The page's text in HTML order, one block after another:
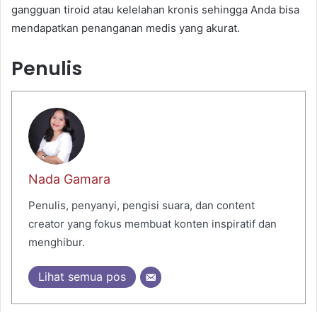
gangguan tiroid atau kelelahan kronis sehingga Anda bisa
mendapatkan penanganan medis yang akurat.
Penulis
Nada Gamara
Penulis, penyanyi, pengisi suara, dan content
creator yang fokus membuat konten inspiratif dan
menghibur.
Lihat semua pos